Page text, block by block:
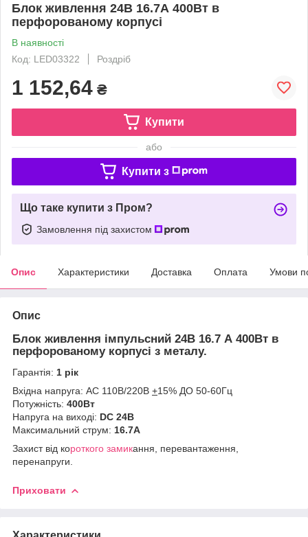
Блок живлення 24В 16.7А 400Вт в
перфорованому корпусі
В наявності
Код: LED03322
Роздріб
1 152,64 ₴
Купити
або
Купити з
Що таке купити з Пром?
Замовлення під захистом
Опис Характеристики Доставка Оплата Умови
Опис
Блок живлення імпульсний 24В 16.7 А 400Вт в
перфорованому корпусі з металу.
Гарантія: 1 рік
Вхідна напруга: AC 110В/220В +15% ДО 50-60Гц
Потужність: 400Вт
Напруга на виході: DC 24В
Максимальний струм: 16.7А
Захист від короткого замикання, перевантаження,
перенапруги.
Приховати